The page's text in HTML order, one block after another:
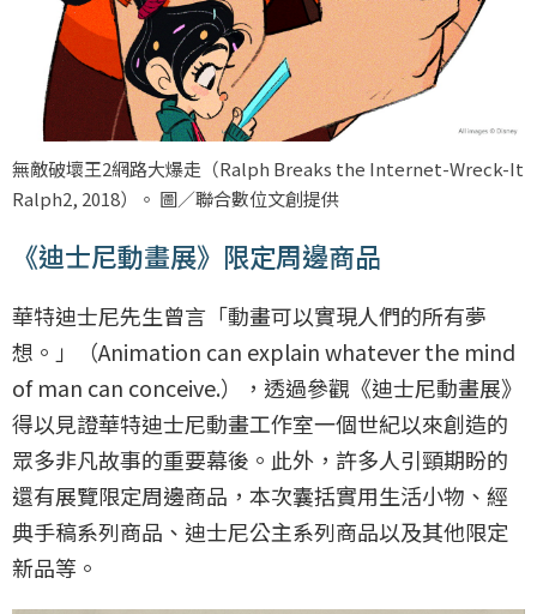
無敵破壞王2網路大爆走（Ralph Breaks the Internet-Wreck-It
Ralph2, 2018）。 圖／聯合數位文創提供
《迪士尼動畫展》限定周邊商品
華特迪士尼先生曾言「動畫可以實現人們的所有夢
想。」（Animation can explain whatever the mind
of man can conceive.），透過參觀《迪士尼動畫展》
得以見證華特迪士尼動畫工作室一個世紀以來創造的
眾多非凡故事的重要幕後。此外，許多人引頸期盼的
還有展覽限定周邊商品，本次囊括實用生活小物、經
典手稿系列商品、迪士尼公主系列商品以及其他限定
新品等。